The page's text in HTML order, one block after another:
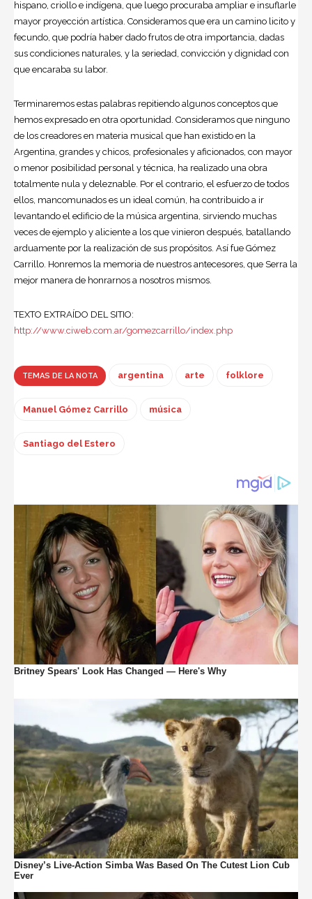
hispano, criollo e indígena, que luego procuraba ampliar e insuflarle
mayor proyección artística. Consideramos que era un camino licito y
fecundo, que podría haber dado frutos de otra importancia, dadas
sus condiciones naturales, y la seriedad, convicción y dignidad con
que encaraba su labor.
Terminaremos estas palabras repitiendo algunos conceptos que
hemos expresado en otra oportunidad. Consideramos que ninguno
de los creadores en materia musical que han existido en la
Argentina, grandes y chicos, profesionales y aficionados, con mayor
o menor posibilidad personal y técnica, ha realizado una obra
totalmente nula y deleznable. Por el contrario, el esfuerzo de todos
ellos, mancomunados es un ideal común, ha contribuido a ir
levantando el edificio de la música argentina, sirviendo muchas
veces de ejemplo y aliciente a los que vinieron después, batallando
arduamente por la realización de sus propósitos. Así fue Gómez
Carrillo. Honremos la memoria de nuestros antecesores, que Serra la
mejor manera de honrarnos a nosotros mismos.
TEXTO EXTRAÍDO DEL SITIO:
http://www.ciweb.com.ar/gomezcarrillo/index.php
TEMAS DE LA NOTA argentina arte folklore
Manuel Gómez Carrillo música
Santiago del Estero